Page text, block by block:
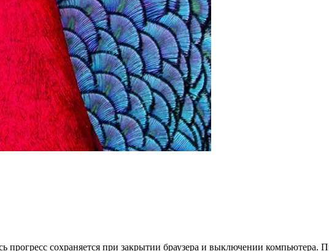
прогресс сохраняется при закрытии браузера и выключении компьютера.